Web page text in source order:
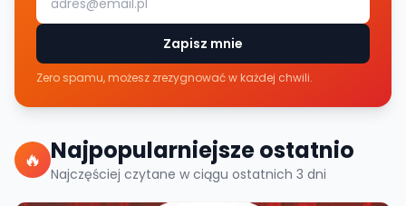
Zapisz mnie
Zero spamu, możesz zrezygnować w każdej chwili.
🔥 Najpopularniejsze ostatnio
Najczęściej czytane w ciągu ostatnich 3 dni